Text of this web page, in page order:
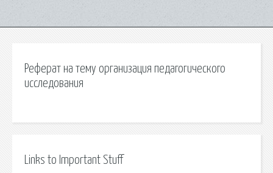
Реферат на тему организация педагогического
исследования
Links to Important Stuff